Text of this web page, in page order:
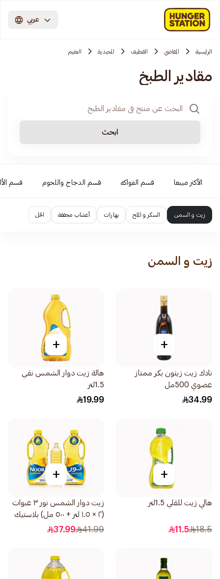
عربي
الرئيسية المقاضي القطيف المجيدية العثيم
مقادير الطبخ
ابحث
الأكثر مبيعا قسم الفواكه قسم الدجاج واللحوم قسم
زيت و السمن السكر و الملح بهارات أعشاب مجففة الخل
زيت و السمن
+
نادك زيت زيتون بكر ممتاز
عضوي 500مل
34.99
+
هالة زيت دوار الشمس نقي
1.5لتر
19.99
+
هالي زيت للقلي 1.5لتر
18.5
11.5
+
زيت دوار الشمس نور ٣ عبوات
(٢ × ١.٥ لتر + ٥٠٠ مل) بلاستيك
41.99
37.99